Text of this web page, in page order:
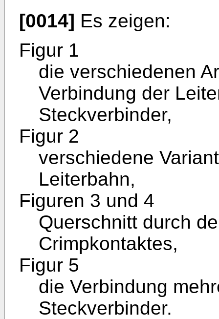
[0014] Es zeigen:
Figur 1
die verschiedenen
Verbindung der
Steckverbinder,
Figur 2
verschiedene
Leiterbahn,
Figuren 3 und 4
Querschnitt durch
Crimpkontaktes,
Figur 5
die Verbindung
Steckverbinder.